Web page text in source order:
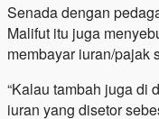
Senada dengan
Malifut itu juga
membayar iuran/pajak
“Kalau tambah juga di
iuran yang disetor